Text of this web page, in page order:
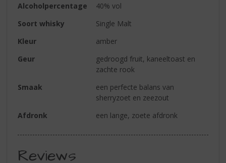
Alcoholpercentage
40% vol
Soort whisky
Single Malt
Kleur
amber
Geur
gedroogd fruit, kaneeltoast en
zachte rook
Smaak
een perfecte balans van
sherryzoet en zeezout
Afdronk
een lange, zoete afdronk
Reviews